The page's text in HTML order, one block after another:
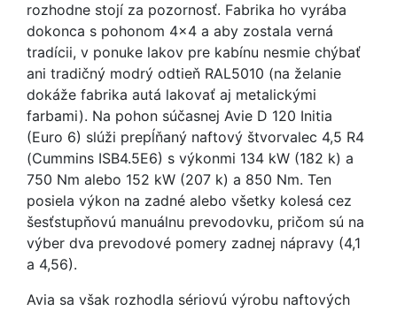
rozhodne stojí za pozornosť. Fabrika ho vyrába
dokonca s pohonom 4x4 a aby zostala verná
tradícii, v ponuke lakov pre kabínu nesmie chýbať
ani tradičný modrý odtieň RAL5010 (na želanie
dokáže fabrika autá lakovať aj metalickými
farbami). Na pohon súčasnej Avie D 120 Initia
(Euro 6) slúži prepĺňaný naftový štvorvalec 4,5 R4
(Cummins ISB4.5E6) s výkonmi 134 kW (182 k) a
750 Nm alebo 152 kW (207 k) a 850 Nm. Ten
posiela výkon na zadné alebo všetky kolesá cez
šesťstupňovú manuálnu prevodovku, pričom sú na
výber dva prevodové pomery zadnej nápravy (4,1
a 4,56).
Avia sa však rozhodla sériovú výrobu naftových